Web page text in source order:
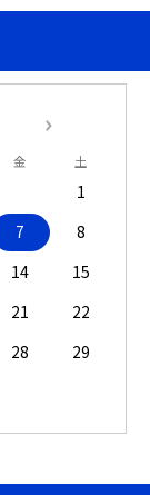
金 土
1
7
8
14
15
21
22
28
29